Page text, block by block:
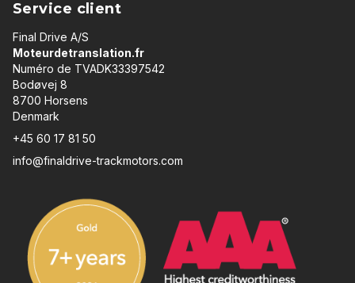
Service client
Final Drive A/S
Moteurdetranslation.fr
Numéro de TVADK33397542
Bodøvej 8
8700 Horsens
Denmark
+45 60 17 81 50
info@finaldrive-trackmotors.com